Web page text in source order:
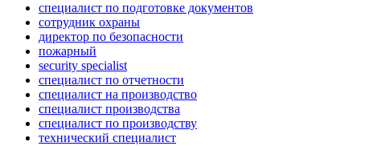
специалист по подготовке документов
сотрудник охраны
директор по безопасности
пожарный
security specialist
специалист по отчетности
специалист на производство
специалист производства
специалист по производству
технический специалист